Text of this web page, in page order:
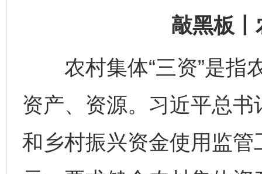
敲黑板丨
农村集体“三资”是指
资产、资源。习近平总书
和乡村振兴资金使用监